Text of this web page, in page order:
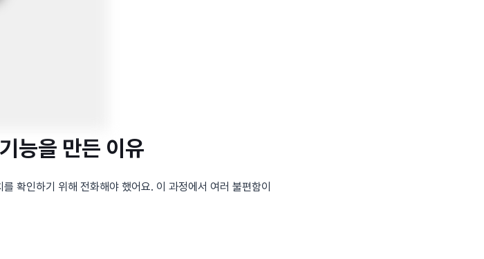
능을 만든 이유
확인하기 위해 전화해야 했어요. 이 과정에서 여러 불편함이